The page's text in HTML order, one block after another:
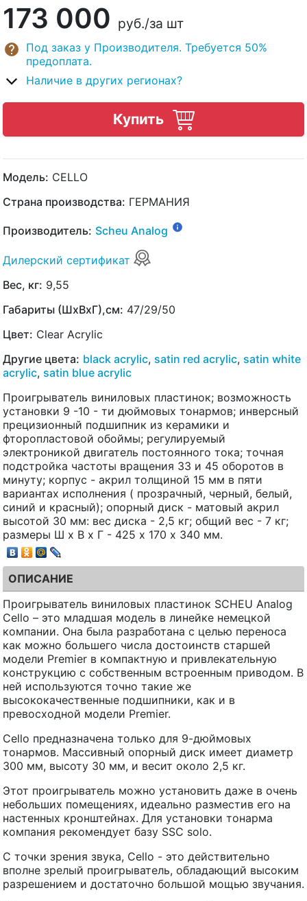
173 000 руб./за шт
Под заказ у Производителя. Требуется 50%
предоплата.
Наличие в других регионах?
Купить
Модель: CELLO
Страна производства: ГЕРМАНИЯ
Производитель: Scheu Analog
Дилерский сертификат
Вес, кг: 9,55
Габариты (ШхВхГ),см: 47/29/50
Цвет: Clear Acrylic
Другие цвета: black acrylic, satin red acrylic, satin white
acrylic, satin blue acrylic
Проигрыватель виниловых пластинок; возможность
установки 9 -10 - ти дюймовых тонармов; инверсный
прецизионный подшипник из керамики и
фторопластовой обоймы; регулируемый
электроникой двигатель постоянного тока; точная
подстройка частоты вращения 33 и 45 оборотов в
минуту; корпус - акрил толщиной 15 мм в пяти
вариантах исполнения ( прозрачный, черный, белый,
синий и красный); опорный диск - матовый акрил
высотой 30 мм: вес диска - 2,5 кг; общий вес - 7 кг;
размеры Ш х В х Г - 425 х 170 х 340 мм.
ОПИСАНИЕ
Проигрыватель виниловых пластинок SCHEU Analog
Cello – это младшая модель в линейке немецкой
компании. Она была разработана с целью переноса
как можно большего числа достоинств старшей
модели Premier в компактную и привлекательную
конструкцию с собственным встроенным приводом. В
ней используются точно такие же
высококачественные подшипники, как и в
превосходной модели Premier.
Cello предназначена только для 9-дюймовых
тонармов. Массивный опорный диск имеет диаметр
300 мм, высоту 30 мм, и весит около 2,5 кг.
Этот проигрыватель можно установить даже в очень
небольших помещениях, идеально разместив его на
настенных кронштейнах. Для установки тонарма
компания рекомендует базу SSC solo.
С точки зрения звука, Cello - это действительно
вполне зрелый проигрыватель, обладающий высоким
разрешением и достаточно большой мощью звучания.